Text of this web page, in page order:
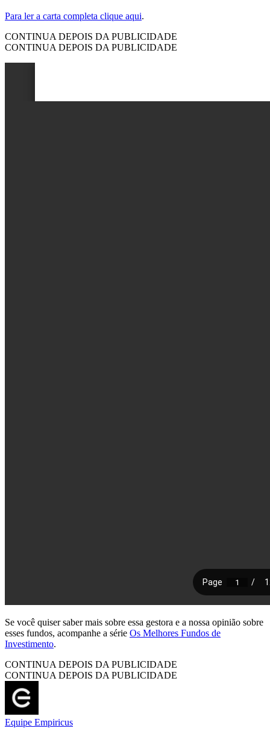
Para ler a carta completa clique aqui.
CONTINUA DEPOIS DA PUBLICIDADE
CONTINUA DEPOIS DA PUBLICIDADE
Se você quiser saber mais sobre essa gestora e a nossa opinião sobre
esses fundos, acompanhe a série Os Melhores Fundos de
Investimento.
CONTINUA DEPOIS DA PUBLICIDADE
CONTINUA DEPOIS DA PUBLICIDADE
Equipe Empiricus